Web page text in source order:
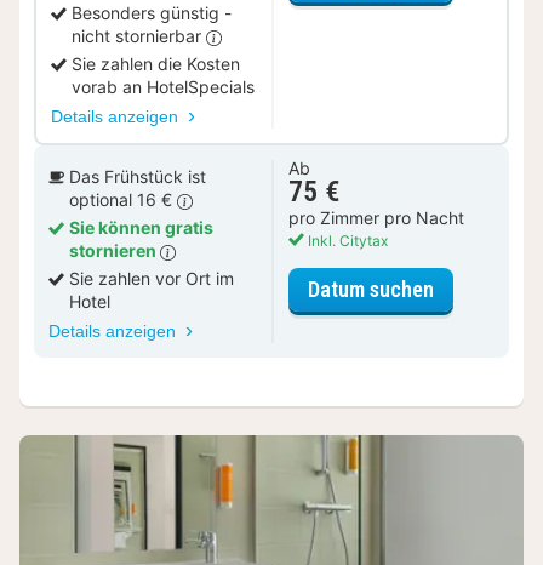
Besonders günstig -
nicht stornierbar
Sie zahlen die Kosten
vorab an HotelSpecials
Details anzeigen
Das Frühstück ist
optional 16 €
Sie können gratis
stornieren
Sie zahlen vor Ort im
Hotel
Details anzeigen
Ab
75 €
pro Zimmer pro Nacht
Inkl. Citytax
Datum suchen